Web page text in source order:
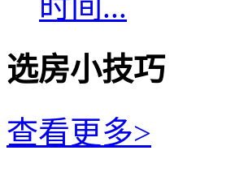
选房小技巧
查看更多>